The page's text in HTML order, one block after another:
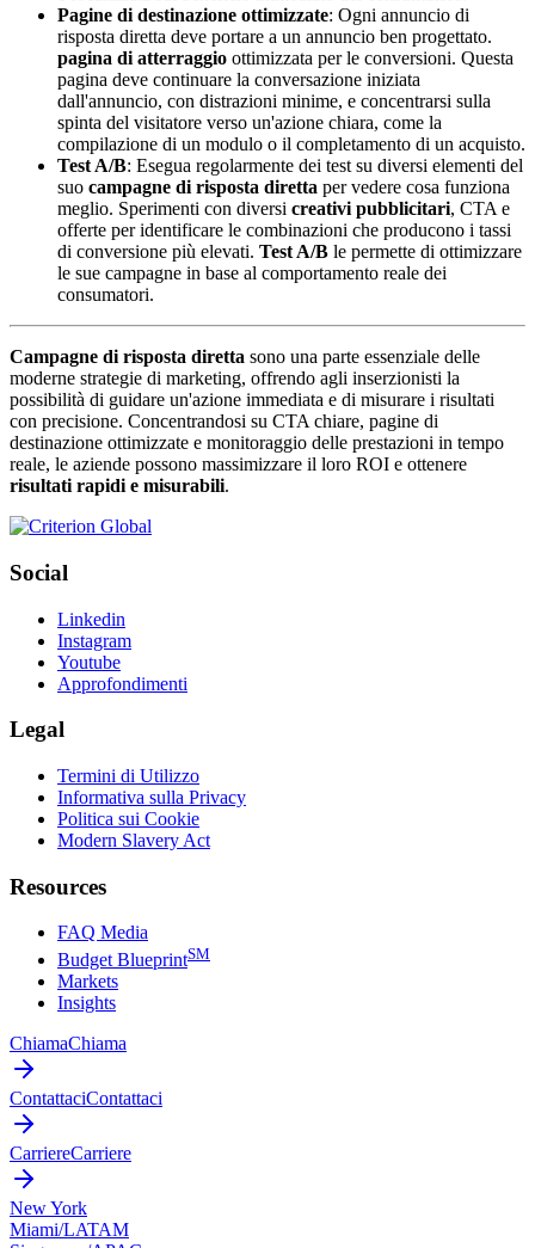
Pagine di destinazione ottimizzate: Ogni annuncio di
risposta diretta deve portare a un annuncio ben progettato.
pagina di atterraggio ottimizzata per le conversioni. Questa
pagina deve continuare la conversazione iniziata
dall'annuncio, con distrazioni minime, e concentrarsi sulla
spinta del visitatore verso un'azione chiara, come la
compilazione di un modulo o il completamento di un acquisto.
Test A/B: Esegua regolarmente dei test su diversi elementi del
suo campagne di risposta diretta per vedere cosa funziona
meglio. Sperimenti con diversi creativi pubblicitari, CTA e
offerte per identificare le combinazioni che producono i tassi
di conversione più elevati. Test A/B le permette di ottimizzare
le sue campagne in base al comportamento reale dei
consumatori.
Campagne di risposta diretta sono una parte essenziale delle
moderne strategie di marketing, offrendo agli inserzionisti la
possibilità di guidare un'azione immediata e di misurare i risultati
con precisione. Concentrandosi su CTA chiare, pagine di
destinazione ottimizzate e monitoraggio delle prestazioni in tempo
reale, le aziende possono massimizzare il loro ROI e ottenere
risultati rapidi e misurabili.
Social
Linkedin
Instagram
Youtube
Approfondimenti
Legal
Termini di Utilizzo
Informativa sulla Privacy
Politica sui Cookie
Modern Slavery Act
Resources
FAQ Media
Budget BlueprintSM
Markets
Insights
ChiamaChiama
ContattaciContattaci
CarriereCarriere
New York
Miami/LATAM